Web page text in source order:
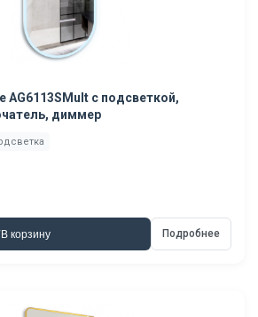
AG6113SMult с подсветкой,
диммер
В корзину Подробнее